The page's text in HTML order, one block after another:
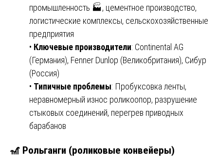
промышленность 🏭, цементное производство,
логистические комплексы, сельскохозяйственные
предприятия
• Ключевые производители: Continental AG
(Германия), Fenner Dunlop (Великобритания), Сибур
(Россия)
• Типичные проблемы: Пробуксовка ленты,
неравномерный износ роликоопор, разрушение
стыковых соединений, перегрев приводных
барабанов
🎢 Рольганги (роликовые конвейеры)